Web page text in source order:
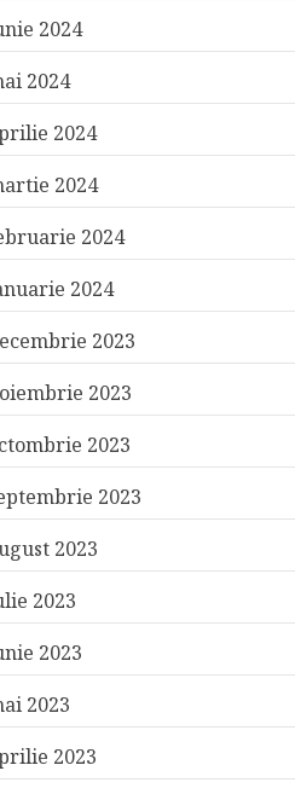
2024
2024
2024
2024
2024
2024
2023
2023
2023
2023
2023
2023
2023
2023
2023